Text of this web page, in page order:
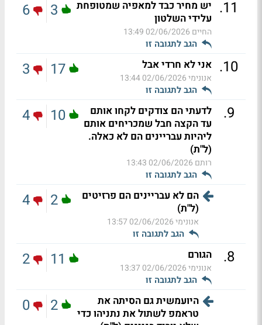
11
. יש מחיר כבד למאפיה שמטופחת
עלידי השלטון
החיים 02/06/2026 13:49
הגב לתגובה זו
3
6
10
. אני לא חרדי אבל
אנונימי02/06/2026 13:44
הגב לתגובה זו
17
3
9
.
לדעתי הם צודקים לקחו אותם
עד הקצה חבל שמכריחים אותם
ליהיות עבריינים הם לא כאלה.
(ל"ת)
רותם 02/06/2026 13:43
הגב לתגובה זו
10
4
הם לא עבריינים הם פרזיטים
(ל"ת)
אנונימי02/06/2026 13:57
הגב לתגובה זו
2
4
8
. הגורם
אנונימי02/06/2026 13:37
הגב לתגובה זו
11
2
היועמשית גם הסיתה את
טראמפ לשתול את נתניהו כדי
2
0